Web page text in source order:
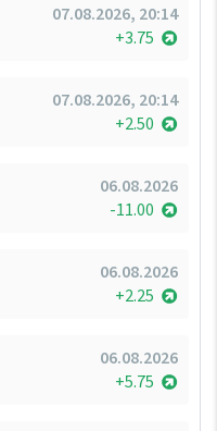
07.08.2026, 20:14
+3.75
07.08.2026, 20:14
+2.50
06.08.2026
-11.00
06.08.2026
+2.25
06.08.2026
+5.75